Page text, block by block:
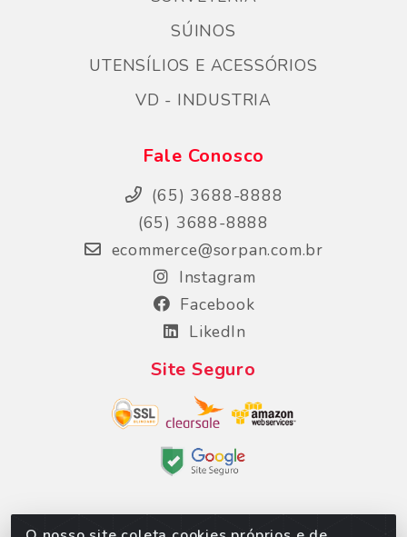
SÚINOS
UTENSÍLIOS E ACESSÓRIOS
VD - INDUSTRIA
Fale Conosco
(65) 3688-8888
(65) 3688-8888
ecommerce@sorpan.com.br
Instagram
Facebook
LikedIn
Site Seguro